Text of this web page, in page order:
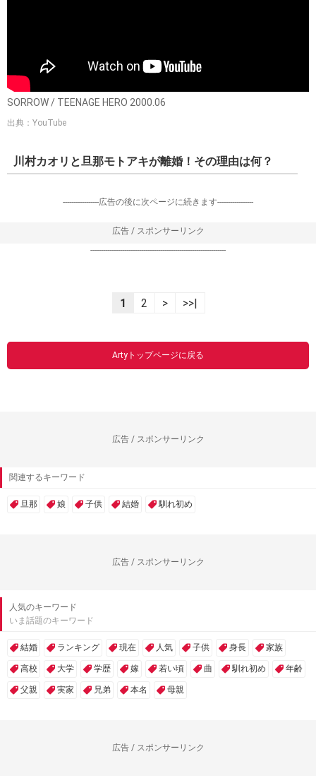
SORROW / TEENAGE HERO 2000.06
出典：YouTube
川村カオリと旦那モトアキが離婚！その理由は何？
-----------------広告の後に次ページに続きます-----------------
広告 / スポンサーリンク
----------------------------------------------------------------
1 2 > >>|
Artyトップページに戻る
広告 / スポンサーリンク
関連するキーワード
旦那 娘 子供 結婚 馴れ初め
広告 / スポンサーリンク
人気のキーワード
いま話題のキーワード
結婚 ランキング 現在 人気 子供 身長 家族
高校 大学 学歴 嫁 若い頃 曲 馴れ初め 年齢
父親 実家 兄弟 本名 母親
広告 / スポンサーリンク